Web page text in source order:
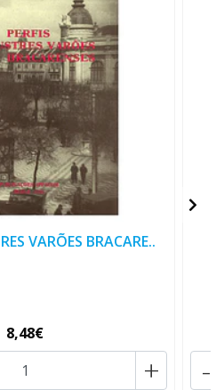
VARÕES BRACARE..
8,48€
+ -